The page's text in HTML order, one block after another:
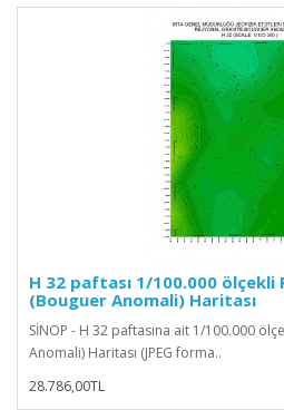
H 32 paftası 1/100.000 ölçekli
(Bouguer Anomali) Haritası
SİNOP - H 32 paftasına ait 1/100.000
Anomali) Haritası (JPEG forma..
28.786,00TL